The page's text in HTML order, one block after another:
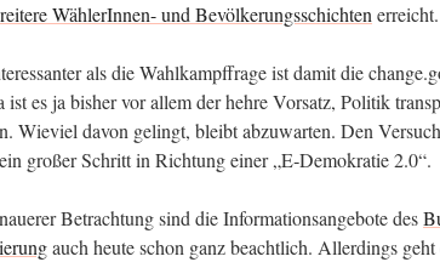
Wäh­le­rIn­nen- und Bevöl­ke­rungs­schich­tenerreicht.
als die Wahl­kampf­fra­ge ist damit die
ist es ja bis­her vor allem der heh­re Vor­satz, Poli­tik
Wie­viel davon gelingt, bleibt abzu­war­ten. Den
gro­ßer Schritt in Rich­tung einer „E‑Demokratie 2.0“.
Betrach­tung sind die Infor­ma­ti­ons­an­ge­bo­te des
auch heu­te schon ganz beacht­lich. Aller­dings geht